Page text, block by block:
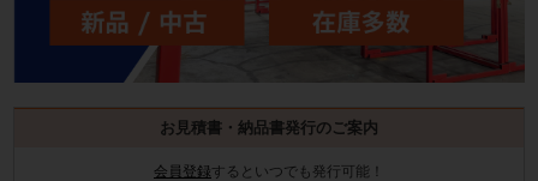
お見積書・納品書発行のご案内
会員登録するといつでも発行可能！